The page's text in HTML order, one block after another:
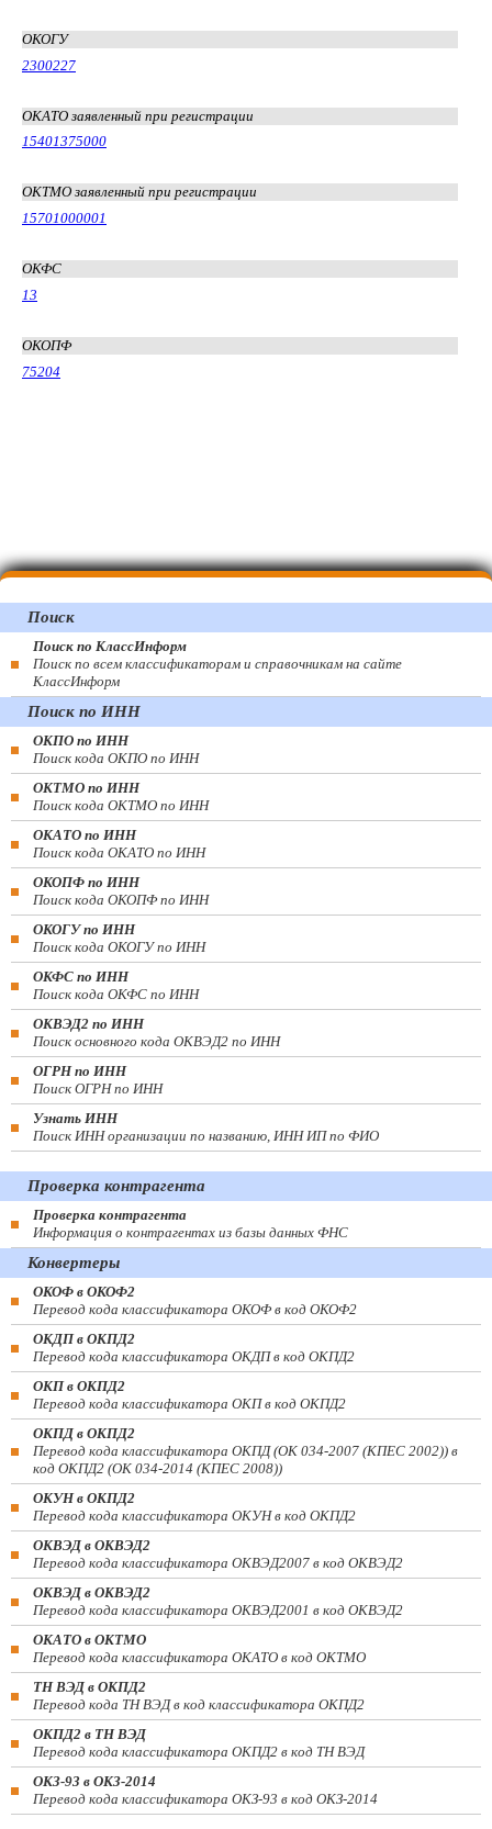
ОКОГУ
2300227
ОКАТО заявленный при регистрации
15401375000
ОКТМО заявленный при регистрации
15701000001
ОКФС
13
ОКОПФ
75204
Поиск
Поиск по КлассИнформ
Поиск по всем классификаторам и справочникам на сайте
КлассИнформ
Поиск по ИНН
ОКПО по ИНН
Поиск кода ОКПО по ИНН
ОКТМО по ИНН
Поиск кода ОКТМО по ИНН
ОКАТО по ИНН
Поиск кода ОКАТО по ИНН
ОКОПФ по ИНН
Поиск кода ОКОПФ по ИНН
ОКОГУ по ИНН
Поиск кода ОКОГУ по ИНН
ОКФС по ИНН
Поиск кода ОКФС по ИНН
ОКВЭД2 по ИНН
Поиск основного кода ОКВЭД2 по ИНН
ОГРН по ИНН
Поиск ОГРН по ИНН
Узнать ИНН
Поиск ИНН организации по названию, ИНН ИП по ФИО
Проверка контрагента
Проверка контрагента
Информация о контрагентах из базы данных ФНС
Конвертеры
ОКОФ в ОКОФ2
Перевод кода классификатора ОКОФ в код ОКОФ2
ОКДП в ОКПД2
Перевод кода классификатора ОКДП в код ОКПД2
ОКП в ОКПД2
Перевод кода классификатора ОКП в код ОКПД2
ОКПД в ОКПД2
Перевод кода классификатора ОКПД (ОК 034-2007 (КПЕС 2002)) в
код ОКПД2 (ОК 034-2014 (КПЕС 2008))
ОКУН в ОКПД2
Перевод кода классификатора ОКУН в код ОКПД2
ОКВЭД в ОКВЭД2
Перевод кода классификатора ОКВЭД2007 в код ОКВЭД2
ОКВЭД в ОКВЭД2
Перевод кода классификатора ОКВЭД2001 в код ОКВЭД2
ОКАТО в ОКТМО
Перевод кода классификатора ОКАТО в код ОКТМО
ТН ВЭД в ОКПД2
Перевод кода ТН ВЭД в код классификатора ОКПД2
ОКПД2 в ТН ВЭД
Перевод кода классификатора ОКПД2 в код ТН ВЭД
ОКЗ-93 в ОКЗ-2014
Перевод кода классификатора ОКЗ-93 в код ОКЗ-2014